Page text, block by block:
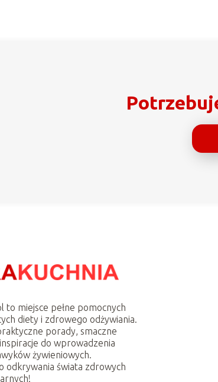
to miejsce pełne pomocnych
diety i zdrowego odżywiania.
porady, smaczne
do wprowadzenia
żywieniowych.
odkrywania świata zdrowych